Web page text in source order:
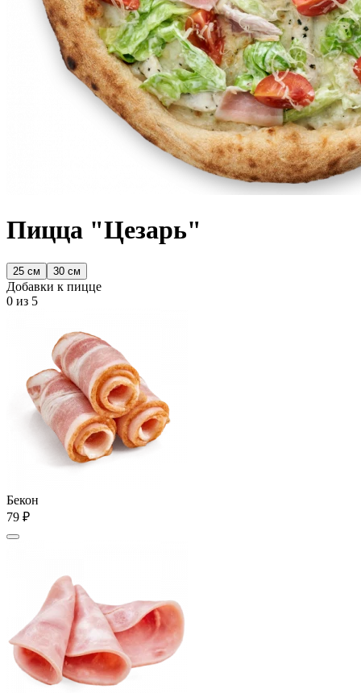
Пицца "Цезарь"
25 см 30 см
Добавки к пицце
0 из 5
Бекон
79 ₽